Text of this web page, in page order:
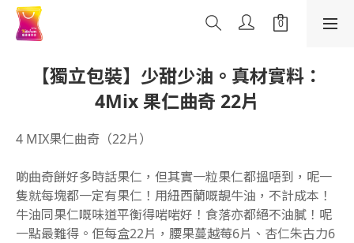
【獨立包裝】少甜少油。真材實料：
4Mix 果仁曲奇 22片
4 MIX果仁曲奇（22片）
啲曲奇餅好多時話果仁，但其實一粒果仁都搵唔到，呢一
隻就每塊都一定有果仁！用紐西蘭嘅靚牛油，不計成本！
牛油同果仁嘅味道平衡得啱啱好！食落亦都絕不油膩！呢
一點最難得。佢每盒22片，腰果蔓越莓6片、杏仁朱古力6